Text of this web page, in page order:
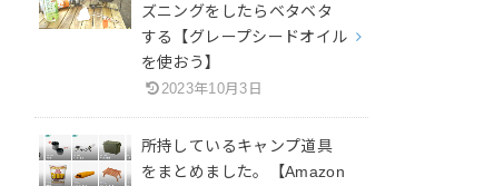
ズニングをしたらベタベタ
する【グレープシードオイル
を使おう】
2023年10月3日
所持しているキャンプ道具
をまとめました。【Amazon